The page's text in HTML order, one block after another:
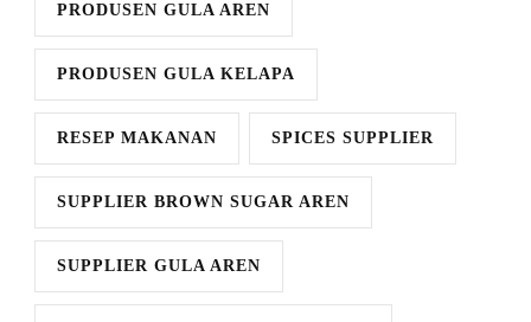
PRODUSEN GULA AREN
PRODUSEN GULA KELAPA
RESEP MAKANAN SPICES SUPPLIER
SUPPLIER BROWN SUGAR AREN
SUPPLIER GULA AREN